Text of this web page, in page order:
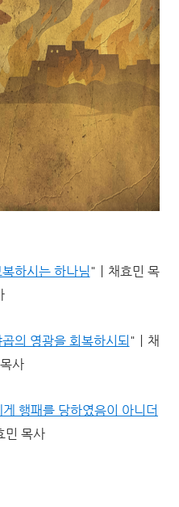
하시는 하나님"ㅣ채효민 목
곱의 영광을 회복하시되 "ㅣ채
사
게 행패를 당하였음이 아니더
민 목사